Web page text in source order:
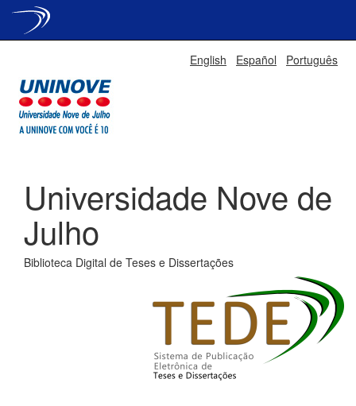
English Español Português
Universidade Nove de
Julho
Biblioteca Digital de Teses e Dissertações